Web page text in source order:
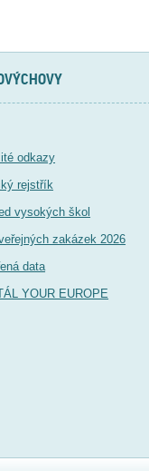
odkazy
rejstřík
vysokých škol
zakázek 2026
data
YOUR EUROPE